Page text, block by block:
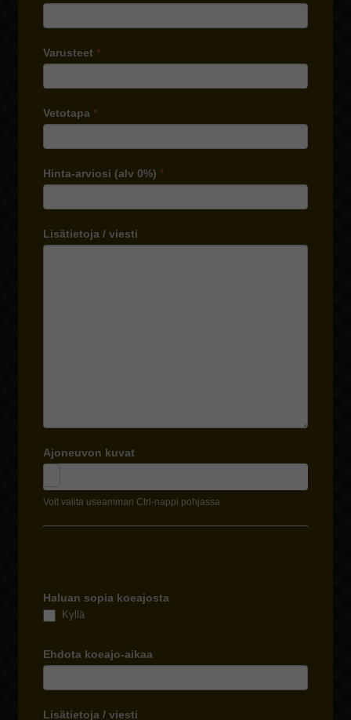
Varusteet *
Vetotapa *
Hinta-arviosi (alv 0%) *
Lisätietoja / viesti
Ajoneuvon kuvat
Voit valita useamman Ctrl-nappi pohjassa
Haluan sopia koeajosta
Kyllä
Ehdota koeajo-aikaa
Lisätietoja / viesti